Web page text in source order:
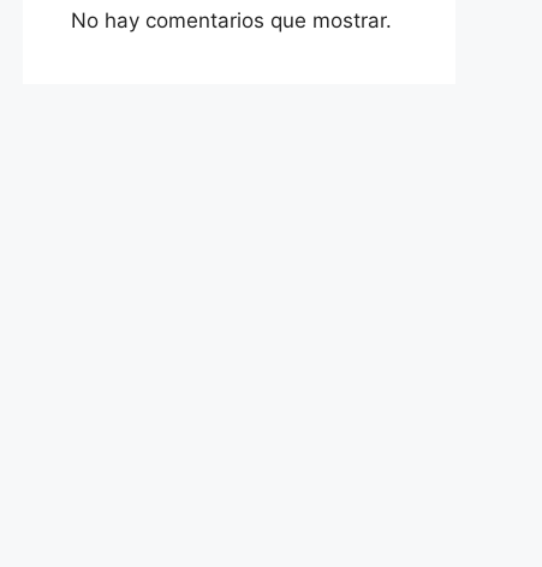
No hay comentarios que mostrar.